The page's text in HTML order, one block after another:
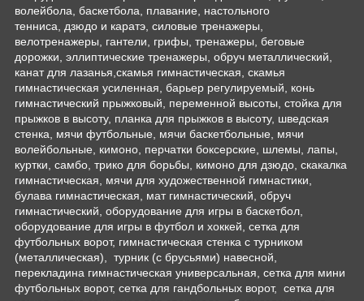
волейбола, баскетбола, плавание, настольного
тенниса, дзюдо и каратэ, силовые тренажеры,
велотренажеры, гантели, грифы, тренажеры, беговые
дорожки, эллиптические тренажеры, обруч металлический,
канат для лазанья,скамья гимнастическая, скамья
гимнастическая усиленная, барьер регулируемый, конь
гимнастический прыжковый, переменной высоты, стойка для
прыжков в высоту, планка для прыжков в высоту, шведская
стенка, мячи футбольные, мячи баскетбольные, мячи
волейбольные, кимоно, перчатки боксерские, шлемы, лапы,
куртки, самбо, трико для борьбы, кимоно для дзюдо, скакалка
гимнастическая, мячи для художественной гимнастики,
булава гимнастическая, мат гимнастический, обруч
гимнастический, оборудование для игры в баскетбол,
оборудование для игры в футбол и хоккей, сетка для
футбольных ворот, гимнастическая стенка с турником
(металлическая), турник (с брусьями) навесной,
перекладина гимнастическая универсальная, сетка для мини
футбольных ворот, сетка для гандбольных ворот, сетка для